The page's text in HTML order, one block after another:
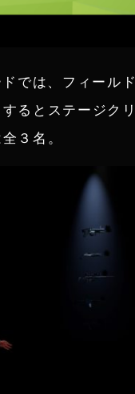
では、フィール
るとステージク
３名。